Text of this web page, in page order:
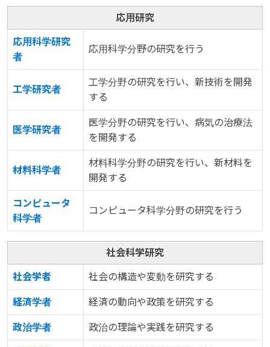
応用研究
応用科学研究
者
応用科学分野の研究を行う
工学研究者
工学分野の研究を行い、新技術を開発
する
医学研究者
医学分野の研究を行い、病気の治療法
を開発する
材料科学者
材料科学分野の研究を行い、新材料を
開発する
コンピュータ
科学者
コンピュータ科学分野の研究を行う
社会科学研究
社会学者 社会の構造や変動を研究する
経済学者 経済の動向や政策を研究する
政治学者 政治の理論や実践を研究する